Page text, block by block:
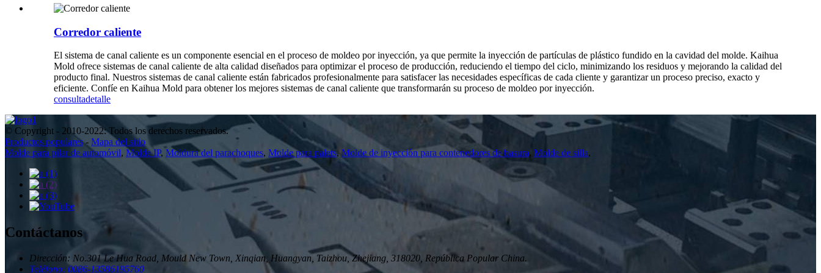
Corredor caliente
El sistema de canal caliente es un componente esencial en el proceso de moldeo por inyección, ya que permite la inyección de partículas de plástico fundido en la cavidad del molde. Kaihua
Mold ofrece sistemas de canal caliente de alta calidad diseñados para optimizar el proceso de producción, reduciendo el tiempo del ciclo, minimizando los residuos y mejorando la calidad del
producto final. Nuestros sistemas de canal caliente están fabricados profesionalmente para satisfacer las necesidades específicas de cada cliente y garantizar un proceso preciso, exacto y
eficiente. Confíe en Kaihua Mold para obtener los mejores sistemas de canal caliente que transformarán su proceso de moldeo por inyección.
consultadetalle
© Copyright - 2010-2022: Todos los derechos reservados.
Productos populares- Mapa del sitio
Molde para pilar de automóvil, Molde IP, Moldura del parachoques, Molde para palets,Molde de inyección para contenedores de basura, Molde de silla,
Contáctanos
Dirección: No.301 Le Hua Road, Mould New Town, Xinqian, Huangyan, Taizhou, Zhejiang, 318020, República Popular China.
Teléfono: 0086-13586195760